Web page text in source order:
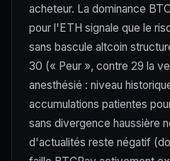
acheteur. La dominance
pour l'ETH signale que le
sans bascule altcoin
30 (« Peur », contre 29 la
anesthésié : niveau
accumulations patientes
sans divergence haussière
d'actualités reste négatif